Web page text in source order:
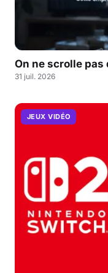
On ne scrolle
31 juil. 2026
JEUX VIDÉO